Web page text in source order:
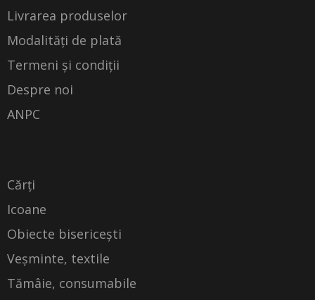
Livrarea produselor
Modalități de plată
Termeni și condiții
Despre noi
ANPC
Cărți
Icoane
Obiecte bisericești
Veșminte, textile
Tămâie, consumabile